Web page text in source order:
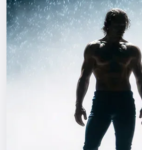
Спорт
События